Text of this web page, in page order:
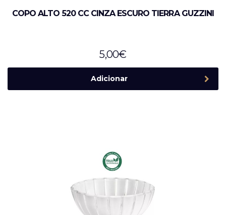
COPO ALTO 520 CC CINZA ESCURO TIERRA GUZZINI
5,00€
Adicionar